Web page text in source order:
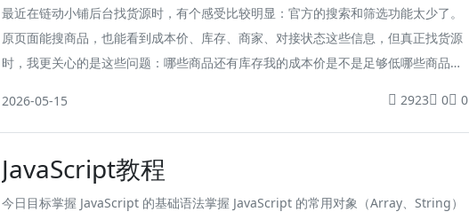
源列表加了增强筛选
最近在链动小铺后台找货源时，有个感受比较明显：官方的搜索和筛选功能太少了。
原页面能搜商品，也能看到成本价、库存、商家、对接状态这些信息，但真正找货源
时，我更关心的是这些问题：哪些商品还有库存我的成本价是不是足够低哪些商品还
权限，所以最后没有走“改...
2026-05-15 2923 0 0
JavaScript教程
今日目标掌握 JavaScript 的基础语法掌握 JavaScript 的常用对象（Array、String）